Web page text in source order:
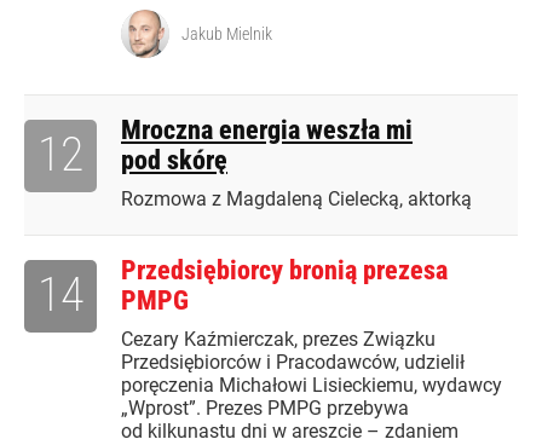
Jakub Mielnik
Mroczna energia weszła mi
pod skórę
Rozmowa z Magdaleną Cielecką, aktorką
12
Przedsiębiorcy bronią prezesa
PMPG
Cezary Kaźmierczak, prezes Związku
Przedsiębiorców i Pracodawców, udzielił
poręczenia Michałowi Lisieckiemu, wydawcy
„Wprost”. Prezes PMPG przebywa
od kilkunastu dni w areszcie – zdaniem
14